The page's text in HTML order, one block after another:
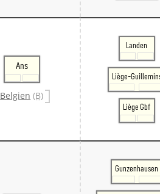
Ans
Belgien (B)
Landen
Liège-
Liège Gbf
Gunzenhausen